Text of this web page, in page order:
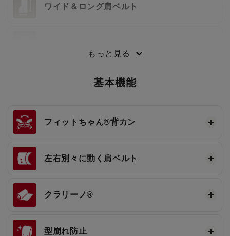
ワイド＆ロング肩ベルト
もっと見る
基本機能
フィットちゃん®背カン
左右別々に動く肩ベルト
クラリーノ®
型崩れ防止